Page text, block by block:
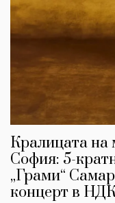
Кралицата на
София: 5-
„Грами“
концерт в